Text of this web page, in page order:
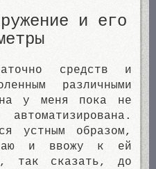
и его
средств и
различными
у меня пока не
устным образом,
и ввожу к ей
так сказать, до